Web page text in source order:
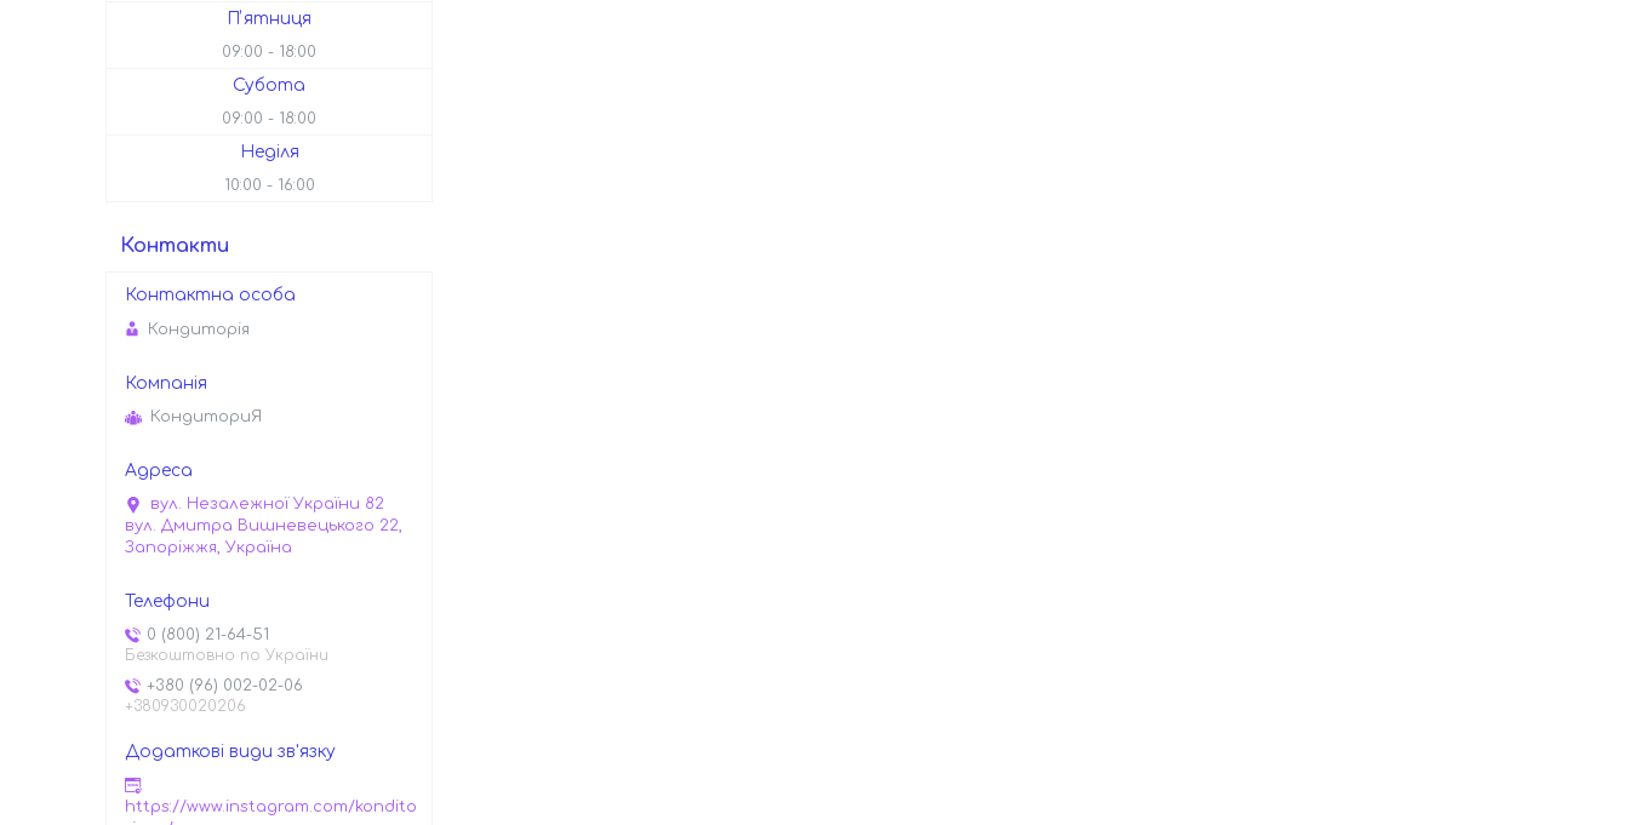
Пʼятниця
09:00 18:00
Субота
09:00 18:00
Неділя
10:00 16:00
Контакти
Кондиторiя
КондиториЯ
вул. Незалежної України 82
вул. Дмитра Вишневецького 22,
Запоріжжя, Україна
0 (800) 21-64-51
Безкоштовно по України
+380 (96) 002-02-06
+380930020206
https://www.instagram.com/kondito